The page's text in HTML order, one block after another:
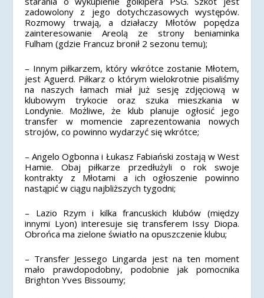
zadowolony z jego dotychczasowych występów.
Rozmowy trwają, a działaczy Młotów popędza
zainteresowanie Areolą ze strony beniaminka
Fulham (gdzie Francuz bronił 2 sezonu temu);
– Innym piłkarzem, który wkrótce zostanie Młotem,
jest Aguerd. Piłkarz o którym wielokrotnie pisaliśmy
na naszych łamach miał już sesję zdjęciową w
klubowym trykocie oraz szuka mieszkania w
Londynie. Możliwe, że klub planuje ogłosić jego
transfer w momencie zaprezentowania nowych
strojów, co powinno wydarzyć się wkrótce;
– Angelo Ogbonna i Łukasz Fabiański zostają w West
Hamie. Obaj piłkarze przedłużyli o rok swoje
kontrakty z Młotami a ich ogłoszenie powinno
nastąpić w ciągu najbliższych tygodni;
– Lazio Rzym i kilka francuskich klubów (między
innymi Lyon) interesuje się transferem Issy Diopa.
Obrońca ma zielone światło na opuszczenie klubu;
– Transfer Jessego Lingarda jest na ten moment
mało prawdopodobny, podobnie jak pomocnika
Brighton Yves Bissoumy;